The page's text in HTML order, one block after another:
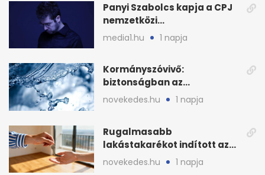
Panyi Szabolcs kapja a CPJ
nemzetközi
sajtószabadság-díját
media1.hu 1 napja
Kormányszóvivő:
biztonságban az
ivóvízkészlet, nincs
stratégiai vízhiány
novekedes.hu 1 napja
Rugalmasabb
lakástakarékot indított az
OTP: két köztes kilépéssel
novekedes.hu 1 napja